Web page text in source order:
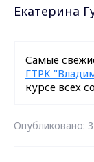
Екатерина
Самые
ГТРК
курсе всех
Опубликовано: